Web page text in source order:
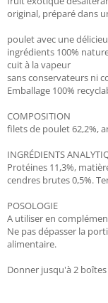
original, préparé dans
poulet avec une
ingrédients 100%
cuit à la vapeur
sans conservateurs ni
Emballage 100%
COMPOSITION
filets de poulet 62,2%,
INGRÉDIENTS
Protéines 11,3%,
cendres brutes 0,5%.
POSOLOGIE
A utiliser en
Ne pas dépasser la
alimentaire.
Donner jusqu'à 2